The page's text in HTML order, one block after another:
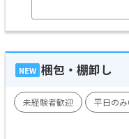
NEW 梱包・棚卸し
未経験者歓迎 平日のみ